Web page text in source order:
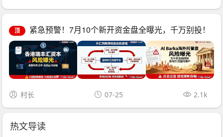
顶 紧急预警！7月10个新开资金盘全曝光，千万别投！
村长 07-25 2.1k
热文导读